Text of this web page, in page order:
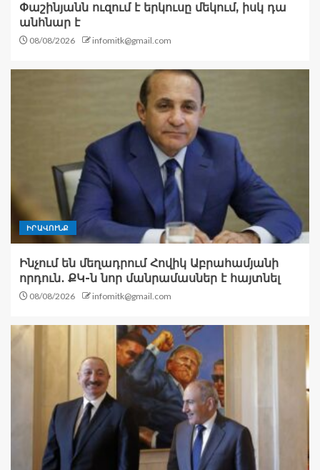
Փաշինյանն ուզում է երկուսը մեկում, իսկ դա
անհնար է
08/08/2026 infomitk@gmail.com
ԻՐԱՎՈՒՆՔ
Ինչում են մեղադրում Հովիկ Աբրահամյանի
որդուն․ ՔԿ-ն նոր մանրամասներ է հայտնել
08/08/2026 infomitk@gmail.com